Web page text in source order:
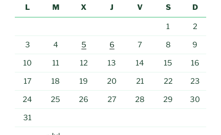
L
M X J V S D
1 2
3 4 5 6 7 8 9
10 11 12 13 14 15 16
17 18 19 20 21 22 23
24 25 26 27 28 29 30
31